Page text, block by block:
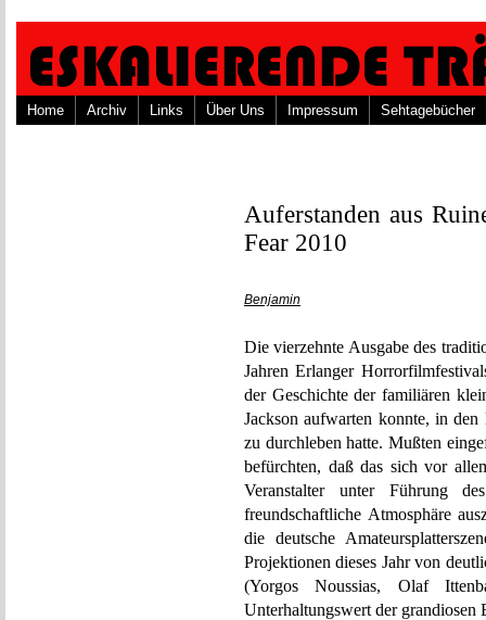
Home Archiv Links Über Uns Impressum Sehtagebücher
Auferstanden aus
Fear 2010
Benjamin
Die vierzehnte Ausgabe des
Jahren Erlanger
der Geschichte der familiären
Jackson aufwarten konnte, in
zu durchleben hatte. Mußten
befürchten, daß das sich vor
Veranstalter unter Führung
freundschaftliche Atmosphäre
die deutsche
Projektionen dieses Jahr von
(Yorgos Noussias, Olaf
Unterhaltungswert der